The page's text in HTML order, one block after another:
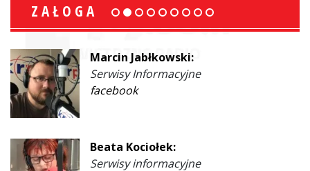
ZAŁOGA
Marcin Jabłkowski:
Serwisy Informacyjne
facebook
Beata Kociołek:
Serwisy informacyjne